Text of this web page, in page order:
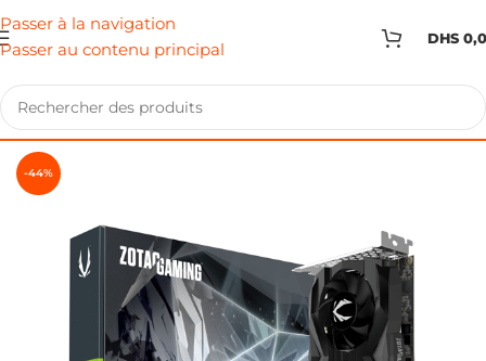
Passer à la navigation
Passer au contenu principal
DHS
-44%